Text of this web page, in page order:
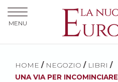
HOME / NEGOZIO / LIBRI /
UNA VIA PER INCOMINCIARE
MENU